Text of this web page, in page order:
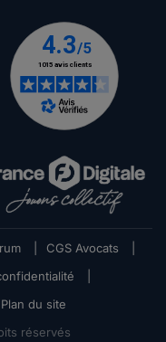
CGS Avocats
Plan du site
réservés